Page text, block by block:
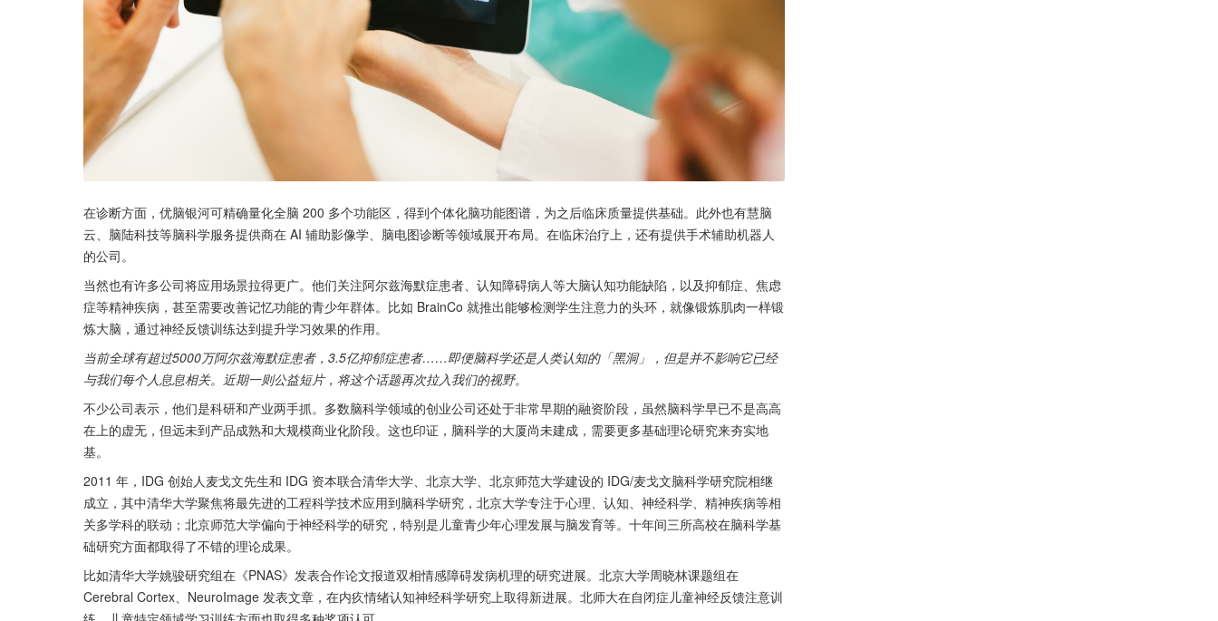
在诊断方面，优脑银河可精确量化全脑 200 多个功能区，得到个体化脑功能图谱，为之后临床质量提供基础。此外也有慧脑
云、脑陆科技等脑科学服务提供商在 AI 辅助影像学、脑电图诊断等领域展开布局。在临床治疗上，还有提供手术辅助机器人
的公司。
当然也有许多公司将应用场景拉得更广。他们关注阿尔兹海默症患者、认知障碍病人等大脑认知功能缺陷，以及抑郁症、焦虑
症等精神疾病，甚至需要改善记忆功能的青少年群体。比如 BrainCo 就推出能够检测学生注意力的头环，就像锻炼肌肉一样锻
炼大脑，通过神经反馈训练达到提升学习效果的作用。
当前全球有超过5000万阿尔兹海默症患者，3.5亿抑郁症患者……即便脑科学还是人类认知的「黑洞」，但是并不影响它已经
与我们每个人息息相关。近期一则公益短片，将这个话题再次拉入我们的视野。
不少公司表示，他们是科研和产业两手抓。多数脑科学领域的创业公司还处于非常早期的融资阶段，虽然脑科学早已不是高高
在上的虚无，但远未到产品成熟和大规模商业化阶段。这也印证，脑科学的大厦尚未建成，需要更多基础理论研究来夯实地
基。
2011 年，IDG 创始人麦戈文先生和 IDG 资本联合清华大学、北京大学、北京师范大学建设的 IDG/麦戈文脑科学研究院相继
成立，其中清华大学聚焦将最先进的工程科学技术应用到脑科学研究，北京大学专注于心理、认知、神经科学、精神疾病等相
关多学科的联动；北京师范大学偏向于神经科学的研究，特别是儿童青少年心理发展与脑发育等。十年间三所高校在脑科学基
础研究方面都取得了不错的理论成果。
比如清华大学姚骏研究组在《PNAS》发表合作论文报道双相情感障碍发病机理的研究进展。北京大学周晓林课题组在
Cerebral Cortex、NeuroImage 发表文章，在内疚情绪认知神经科学研究上取得新进展。北师大在自闭症儿童神经反馈注意训